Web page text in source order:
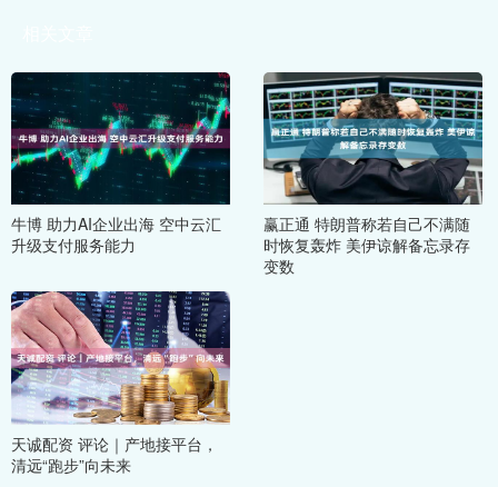
牛博 助力AI企业出海 空中云汇
升级支付服务能力
赢正通 特朗普称若自己不满随
时恢复轰炸 美伊谅解备忘录存
变数
天诚配资 评论｜产地接平台，
清远“跑步”向未来